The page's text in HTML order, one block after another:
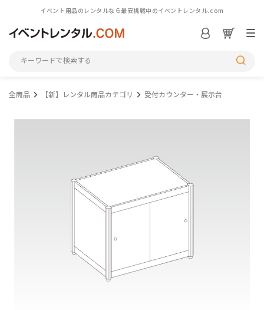
イベント用品のレンタルなら最安挑戦中のイベントレンタル.com
ログイン／会員登録
アイテム一覧を見る
全商品 【新】レンタル商品カテゴリ 受付カウンター・展示台